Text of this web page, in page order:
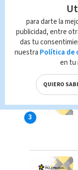
para darte la
publicidad, entre
das tu
nuestra Política de
en tu
QUIERO